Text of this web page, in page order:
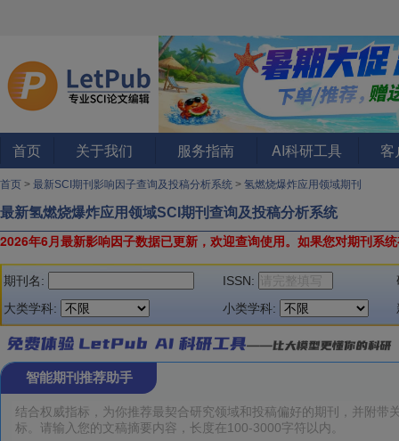
首页 关于我们 服务指南 AI科研工具 客
首页 > 最新SCI期刊影响因子查询及投稿分析系统 > 氢燃烧爆炸应用领域期刊
最新氢燃烧爆炸应用领域SCI期刊查询及投稿分析系统
2026年6月最新影响因子数据已更新，欢迎查询使用。 如果您对期刊系
期刊名: ISSN:
大类学科:
小类学科:
智能期刊推荐助手